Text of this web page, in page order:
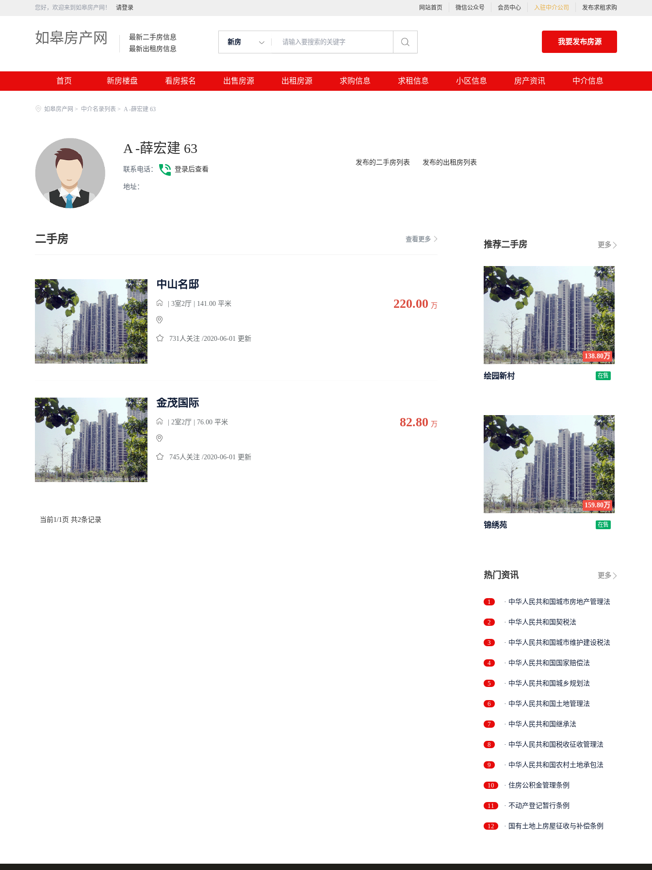
您好，欢迎来到如皋房产网！ 请登录 网站首页 微信公众号 会员中心 入驻中介公司 发布求租求购
如皋房产网
最新二手房信息
最新出租房信息
新房 我要发布房源
首页 新房楼盘 看房报名 出售房源 出租房源 求购信息 求租信息 小区信息 房产资讯 中介信息
如皋房产网 > 中介名录列表 > A -薛宏建 63
A -薛宏建 63
联系电话： 登录后查看
地址：
发布的二手房列表 发布的出租房列表
二手房 查看更多
中山名邸
| 3室2厅 | 141.00 平米
731人关注 /2020-06-01 更新
220.00 万
金茂国际
| 2室2厅 | 76.00 平米
745人关注 /2020-06-01 更新
82.80 万
当前1/1页 共2条记录
更多
推荐二手房
138.80万
绘园新村 在售
159.80万
锦绣苑 在售
更多
热门资讯
1 · 中华人民共和国城市房地产管理法
2 · 中华人民共和国契税法
3 · 中华人民共和国城市维护建设税法
4 · 中华人民共和国国家赔偿法
5 · 中华人民共和国城乡规划法
6 · 中华人民共和国土地管理法
7 · 中华人民共和国继承法
8 · 中华人民共和国税收征收管理法
9 · 中华人民共和国农村土地承包法
10 · 住房公积金管理条例
11 · 不动产登记暂行条例
12 · 国有土地上房屋征收与补偿条例